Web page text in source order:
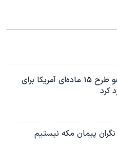
نتانیاهو طرح ۱۵ ماده‌ای آمریکا برای
کرد
پیمان مکه نیستیم